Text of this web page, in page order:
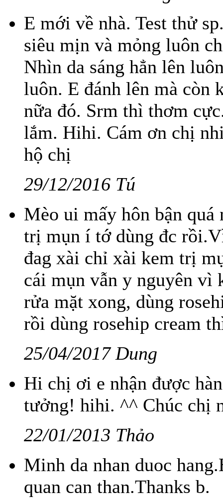
E mới về nhà. Test thử
siêu mịn và mỏng luôn
Nhìn da sáng hẳn lên
luôn. E đánh lên mà còn
nữa đó. Srm thì thơm
lắm. Hihi. Cám ơn chị
hộ chị
29/12/2016 Tú
Mèo ui mấy hôn bận
trị mụn í tớ dùng đc
đag xài chỉ xài kem trị
cái mụn vẫn y nguyên vì
rửa mặt xong, dùng
rồi dùng rosehip cream
25/04/2017 Dung
Hi chị ơi e nhận được
tưởng! hihi. ^^ Chúc chị
22/01/2013 Thảo
Minh da nhan duoc
quan can than.Thanks b.